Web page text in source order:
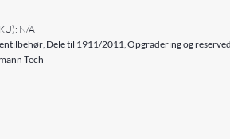
N/A
, Dele til 1911/2011,Opgradering og
Tech